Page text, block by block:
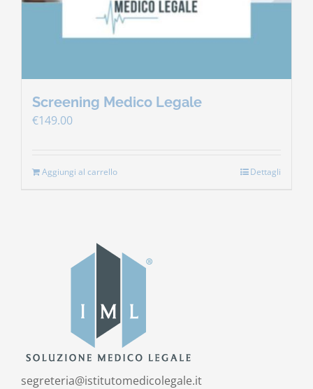
Screening Medico Legale
€149.00
Aggiungi al carrello Dettagli
segreteria@istitutomedicolegale.it